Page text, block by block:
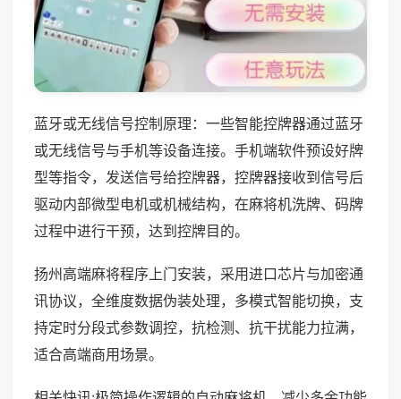
蓝牙或无线信号控制原理：一些智能控牌器通过蓝牙
或无线信号与手机等设备连接。手机端软件预设好牌
型等指令，发送信号给控牌器，控牌器接收到信号后
驱动内部微型电机或机械结构，在麻将机洗牌、码牌
过程中进行干预，达到控牌目的。
扬州高端麻将程序上门安装，采用进口芯片与加密通
讯协议，全维度数据伪装处理，多模式智能切换，支
持定时分段式参数调控，抗检测、抗干扰能力拉满，
适合高端商用场景。